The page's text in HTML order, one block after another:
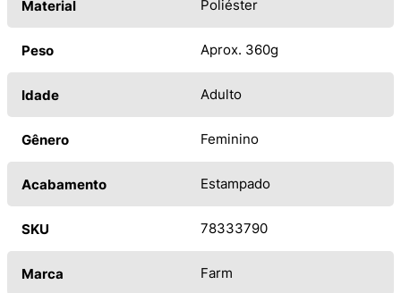
Material Poliéster
Peso Aprox. 360g
Idade Adulto
Gênero Feminino
Acabamento Estampado
SKU 78333790
Marca Farm